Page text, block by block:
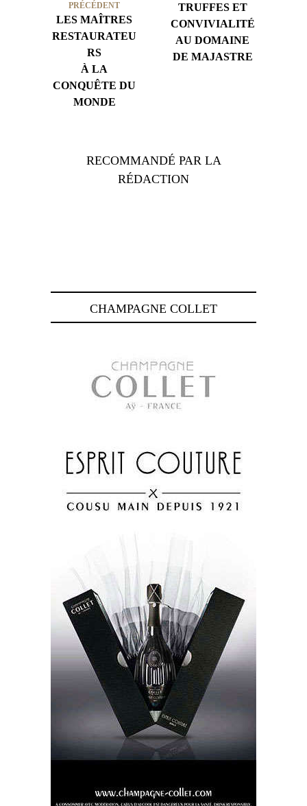
PRÉCÉDENT
LES MAÎTRES
RESTAURATEU
RS
À LA
CONQUÊTE DU
MONDE
TRUFFES ET
CONVIVIALITÉ
AU DOMAINE
DE MAJASTRE
RECOMMANDÉ PAR LA
RÉDACTION
CHAMPAGNE COLLET